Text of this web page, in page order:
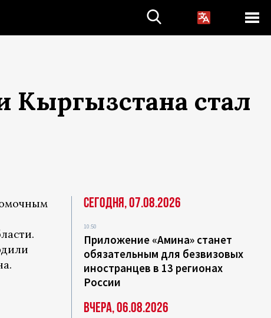
Кыргызстана стал
Сегодня, 07.08.2026
10:50
Приложение «Амина» станет
обязательным для безвизовых
иностранцев в 13 регионах
России
Вчера, 06.08.2026